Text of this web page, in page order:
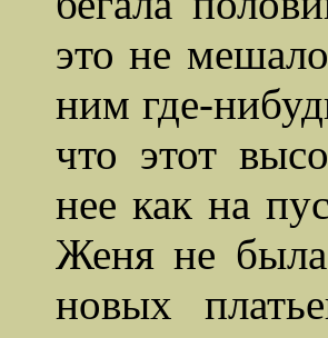
это не
ним где-
что этот
нее как на
Женя не была
новых